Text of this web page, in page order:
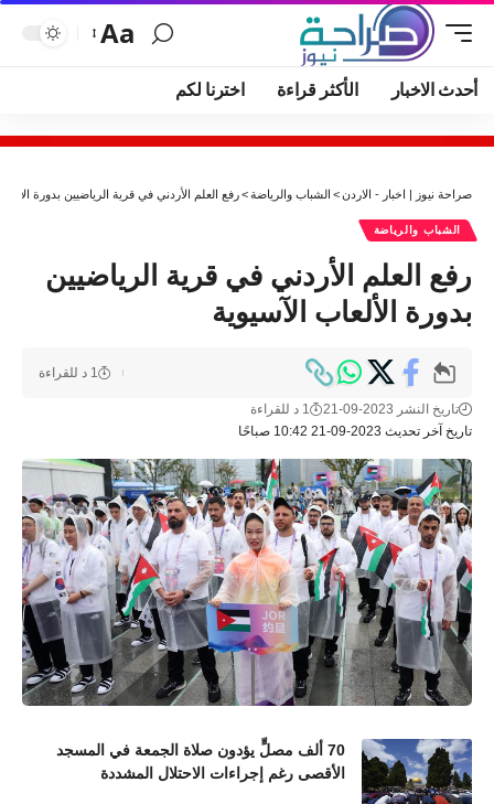
Aa
أحدث الاخبار الأكثر قراءة اخترنا لكم
صراحة نيوز | اخبار - الاردن> الشباب والرياضة>رفع العلم الأردني في قرية الرياضيين بدورة
الشباب والرياضة
رفع العلم الأردني في قرية الرياضيين
بدورة الألعاب الآسيوية
تاريخ آخر تحديث 2023-09-21 10:42 صباحًا
تاريخ النشر 2023-09-21 1 د للقراءة
1 د للقراءة
70 ألف مصلٍّ يؤدون صلاة الجمعة في المسجد
الأقصى رغم إجراءات الاحتلال المشددة